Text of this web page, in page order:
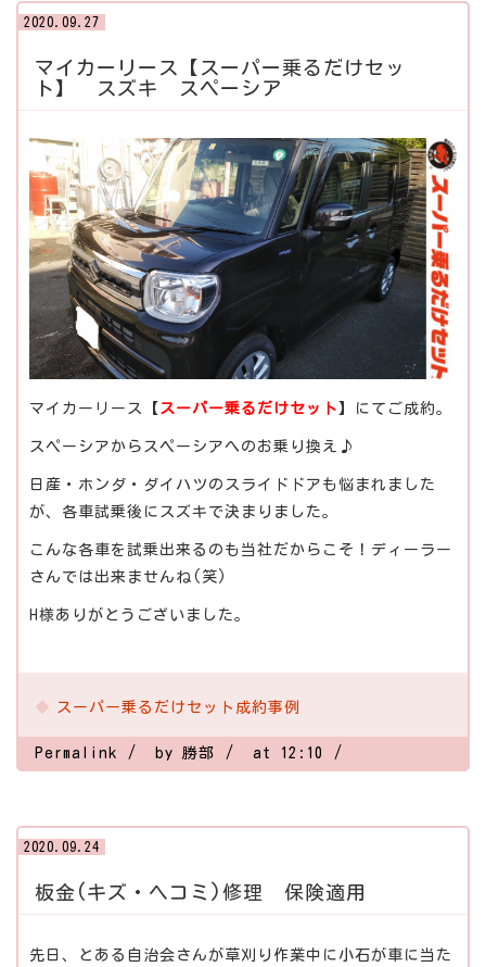
2020.09.27
マイカーリース【スーパー乗るだけセッ
ト】 スズキ スペーシア
マイカーリース【 スーパー乗るだけセット 】にてご成約。
スペーシアからスペーシアへのお乗り換え♪
日産・ホンダ・ダイハツのスライドドアも悩まれました
が、各車試乗後にスズキで決まりました。
こんな各車を試乗出来るのも当社だからこそ！ディーラー
さんでは出来ませんね(笑)
H様ありがとうございました。
スーパー乗るだけセット成約事例
Permalink by 勝部 at 12:10
2020.09.24
板金(キズ・ヘコミ)修理 保険適用
先日、とある自治会さんが草刈り作業中に小石が車に当た